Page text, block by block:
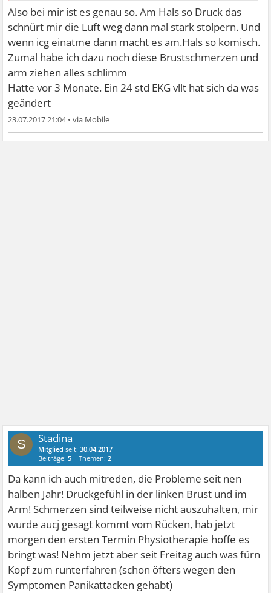
Manchmal denke ich es ist das Herz und es macht extra
Schläge oder Aussetzer dann kommts mir vor wie wenn
es Luft ist.
An manchen Tagen ist es echt extrem.
Heute fängt es auch wieder an.
Morgens hab ich es ganz selten. Es nimmt im Laufe des
Also bei mir ist es genau so. Am Hals so Druck das
schnürt mir die Luft weg dann mal stark stolpern. Und
wenn icg einatme dann macht es am.Hals so komisch.
Zumal habe ich dazu noch diese Brustschmerzen und
arm ziehen alles schlimm
Hatte vor 3 Monate. Ein 24 std EKG vllt hat sich da was
geändert
23.07.2017 21:04•
S Stadina
Mitglied seit:30.04.2017
Beiträge:5 Themen:2
Da kann ich auch mitreden, die Probleme seit nen
halben Jahr! Druckgefühl in der linken Brust und im
Arm! Schmerzen sind teilweise nicht auszuhalten, mir
wurde aucj gesagt kommt vom Rücken, hab jetzt
morgen den ersten Termin Physiotherapie hoffe es
bringt was! Nehm jetzt aber seit Freitag auch was fürn
Kopf zum runterfahren (schon öfters wegen den
Symptomen Panikattacken gehabt)